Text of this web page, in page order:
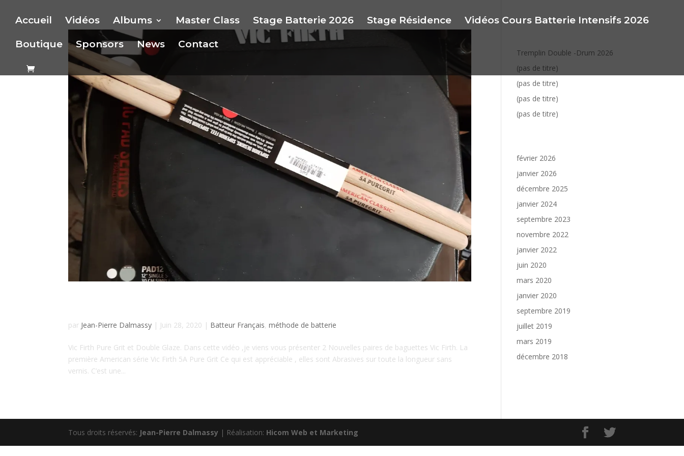
Accueil Vidéos Albums Master Class Stage Batterie 2026 Stage Résidence Vidéos Cours Batterie Intensifs 2026
Boutique Sponsors News Contact
par Jean-Pierre Dalmassy | Juin 28, 2020 | Batteur Français,méthode de batterie
Vic Firth Pure Grit et Double Glaze. Dans cette vidéo ,je viens vous présenter 2 Nouvelles paires de baguettes Vic Firth. La
première American série Vic Firth 5A Pure Grit Ce qui est appréciable , elles sont Abrasives sur toute la longueur sans
vernis. C’est une...
Tremplin Double -Drum 2026
(pas de titre)
(pas de titre)
(pas de titre)
(pas de titre)
février 2026
janvier 2026
décembre 2025
janvier 2024
septembre 2023
novembre 2022
janvier 2022
juin 2020
mars 2020
janvier 2020
septembre 2019
juillet 2019
mars 2019
décembre 2018
Tous droits réservés: Jean-Pierre Dalmassy | Réalisation: Hicom Web et Marketing